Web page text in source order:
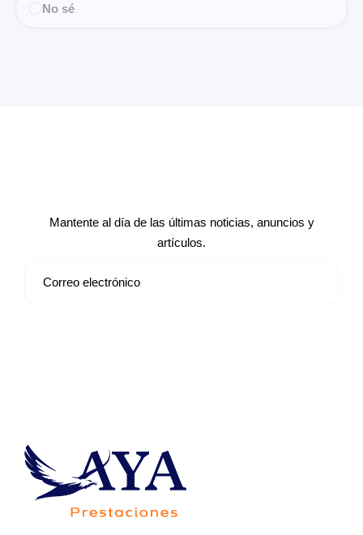
No sé
Mantente al día de las últimas noticias, anuncios y
artículos.